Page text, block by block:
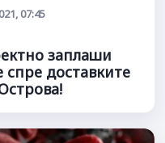
07:45
заплаши
доставките